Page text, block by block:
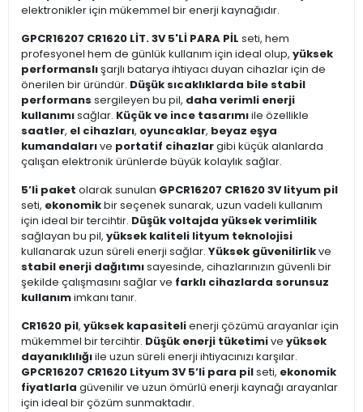
elektronikler için mükemmel bir enerji kaynağıdır.
GPCR16207 CR1620 LİT. 3V 5'Lİ PARA PİL seti, hem
profesyonel hem de günlük kullanım için ideal olup, yüksek
performanslışarjlı batarya ihtiyacı duyan cihazlar için de
önerilen bir üründür. Düşük sıcaklıklarda bile stabil
performans sergileyen bu pil, daha verimli enerji
kullanımısağlar. Küçük ve ince tasarımıile özellikle
saatler, el cihazları, oyuncaklar, beyaz eşya
kumandalarıve portatif cihazlargibi küçük alanlarda
çalışan elektronik ürünlerde büyük kolaylık sağlar.
5’li paket olarak sunulan GPCR16207 CR1620 3V lityum pil
seti, ekonomikbir seçenek sunarak, uzun vadeli kullanım
için ideal bir tercihtir. Düşük voltajda yüksek verimlilik
sağlayan bu pil, yüksek kaliteli lityum teknolojisi
kullanarak uzun süreli enerji sağlar. Yüksek güvenilirlikve
stabil enerji dağıtımısayesinde, cihazlarınızın güvenli bir
şekilde çalışmasını sağlar ve farklı cihazlarda sorunsuz
kullanımimkanı tanır.
CR1620 pil, yüksek kapasitelienerji çözümü arayanlar için
mükemmel bir tercihtir. Düşük enerji tüketimive yüksek
dayanıklılığıile uzun süreli enerji ihtiyacınızı karşılar.
GPCR16207 CR1620 Lityum 3V 5’li para pilseti, ekonomik
fiyatlarla güvenilir ve uzun ömürlü enerji kaynağı arayanlar
için ideal bir çözüm sunmaktadır.